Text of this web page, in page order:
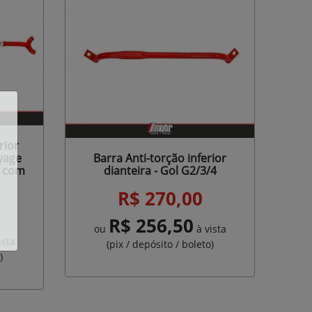
com
Barra Anti-torção inferior
dianteira - Gol G2/3/4
R$ 270,00
ou R$ 256,50 à vista
(pix / depósito / boleto)